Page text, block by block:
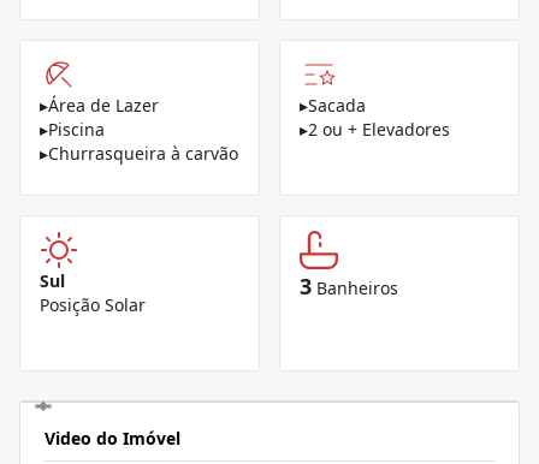
▸Área de Lazer
▸Piscina
▸Churrasqueira à carvão
▸Sacada
▸2 ou + Elevadores
Sul
Posição Solar
3 Banheiros
Video do Imóvel